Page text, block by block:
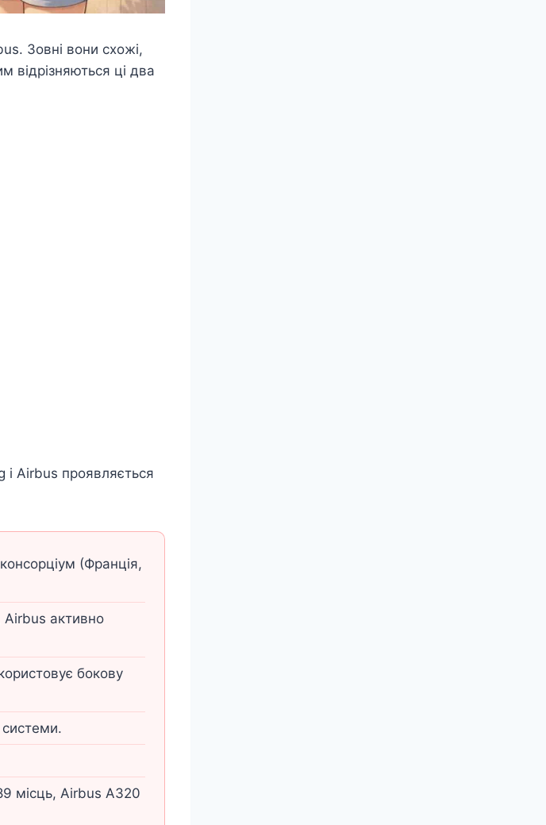
Зовні вони схожі,
відрізняються ці два
Airbus проявляється
(Франція,
Airbus активно
бокову
місць, Airbus A320